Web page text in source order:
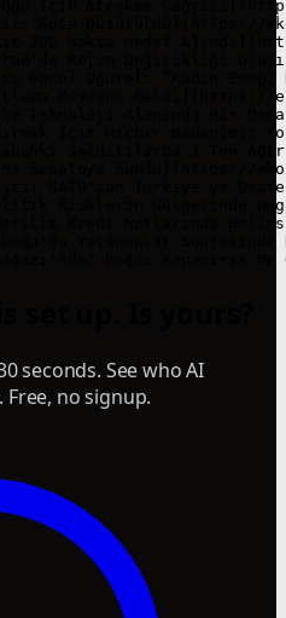
seconds. See who AI
no signup.